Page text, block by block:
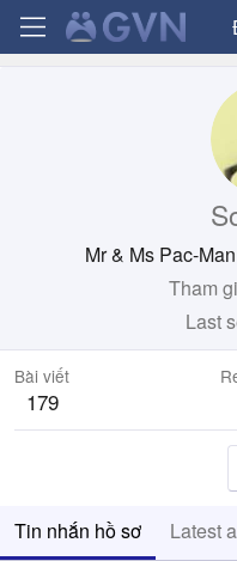
Mr & Ms Pac-Man
Tham
Last
Bài viết
179
Tin nhắn hồ sơ Latest